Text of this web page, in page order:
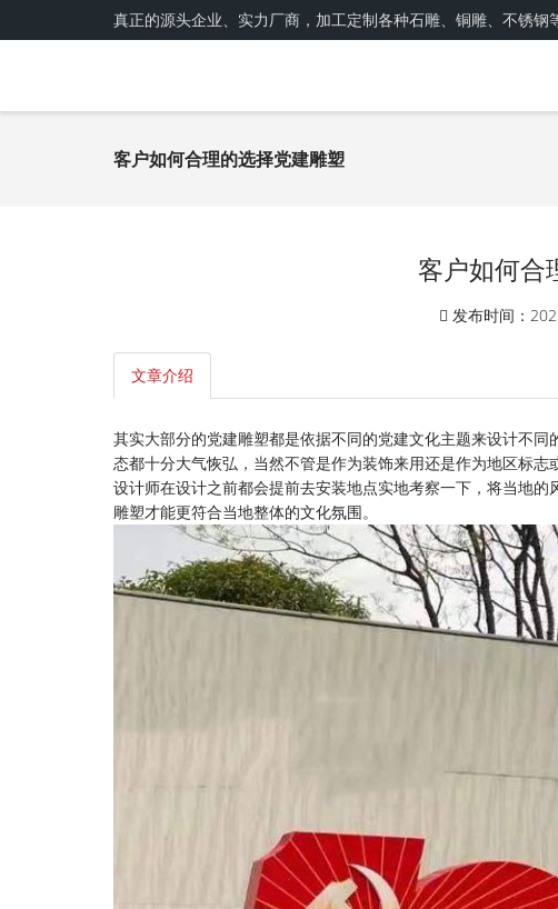
真正的源头企业、实力厂商，加工定制各种石雕、铜雕、不锈钢
客户如何合理的选择党建雕塑
客户如何合
发布时间：
文章介绍
其实大部分的党建雕塑都是依据不同的党建文化主题来设计不
态都十分大气恢弘，当然不管是作为装饰来用还是作为地区标
设计师在设计之前都会提前去安装地点实地考察一下，将当地
雕塑才能更符合当地整体的文化氛围。